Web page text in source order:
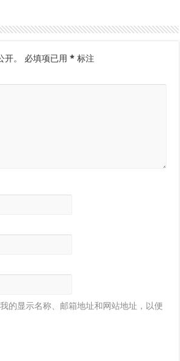
。 必填项已用* 标注
的显示名称、邮箱地址和网站地址，以便